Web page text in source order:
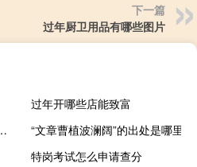
下一篇
过年厨卫用品有哪些图片
过年开哪些店能致富
尿外科女医生）
“文章曹植波澜阔”的出处是哪里
特岗考试怎么申请查分